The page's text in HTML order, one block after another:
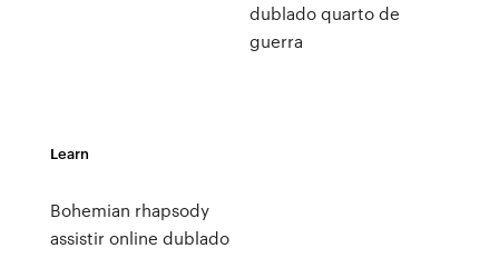
dublado quarto de
guerra
Learn
Bohemian rhapsody
assistir online dublado